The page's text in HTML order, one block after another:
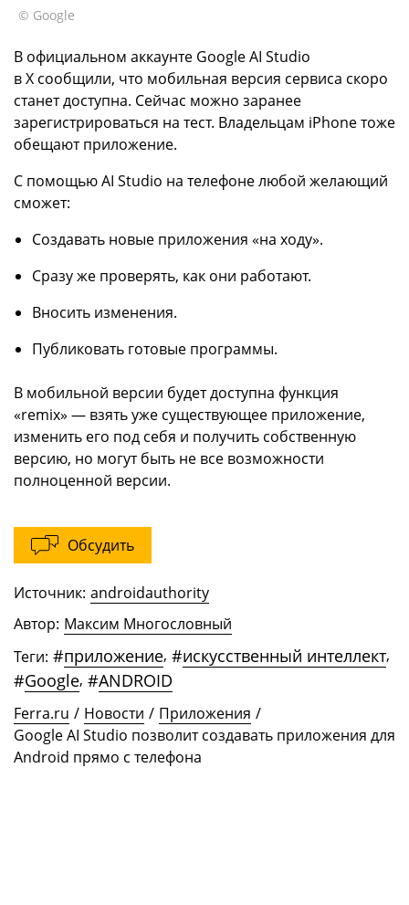
© Google
В официальном аккаунте Google AI Studio
в X сообщили, что мобильная версия сервиса скоро
станет доступна. Сейчас можно заранее
зарегистрироваться на тест. Владельцам iPhone тоже
обещают приложение.
С помощью AI Studio на телефоне любой желающий
сможет:
Создавать новые приложения «на ходу».
Сразу же проверять, как они работают.
Вносить изменения.
Публиковать готовые программы.
В мобильной версии будет доступна функция
«remix» — взять уже существующее приложение,
изменить его под себя и получить собственную
версию, но могут быть не все возможности
полноценной версии.
Обсудить
Источник: androidauthority
Автор: Максим Многословный
Теги: #приложение, #искусственный интеллект,
#Google, #ANDROID
Ferra.ru / Новости / Приложения /
Google AI Studio позволит создавать приложения для
Android прямо с телефона